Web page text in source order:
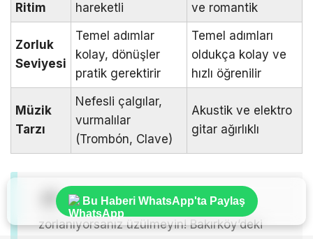
Ritim
hareketli
ve romantik
Zorluk
Seviyesi
Temel adımlar
kolay, dönüşler
pratik gerektirir
Temel adımları
oldukça kolay ve
hızlı öğrenilir
Müzik
Tarzı
Nefesli çalgılar,
vurmalılar
(Trombón, Clave)
Akustik ve elektro
gitar ağırlıklı
İpucu:Seçim yapmakta
zorlanıyorsanız üzülmeyin! Bakırköy’deki
Bu Haberi WhatsApp'ta Paylaş